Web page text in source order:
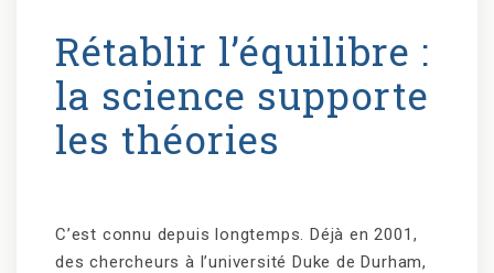
Rétablir l’équilibre :
la science supporte
les théories
C’est connu depuis longtemps. Déjà en 2001,
des chercheurs à l’université Duke de Durham,